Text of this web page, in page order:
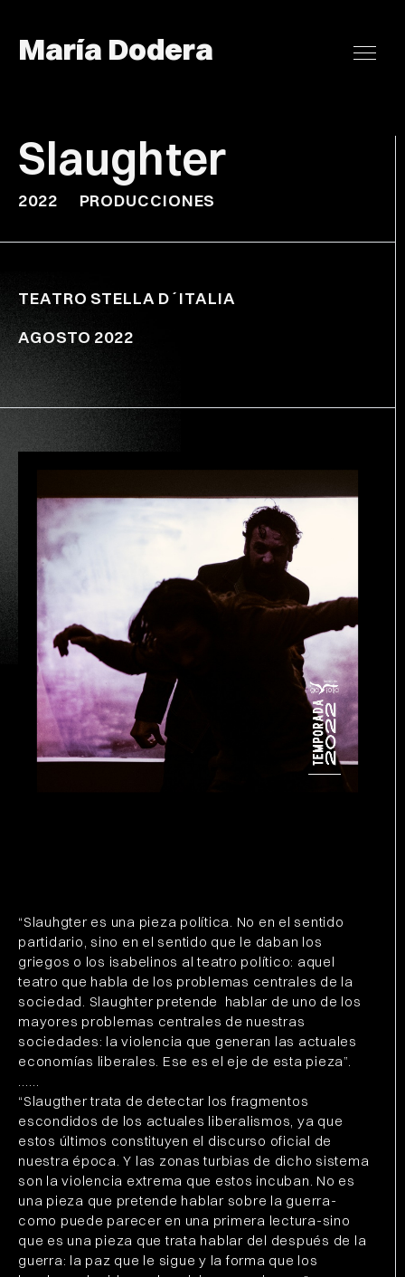
María Dodera
Slaughter
2022 PRODUCCIONES
TEATRO STELLA D´ITALIA
AGOSTO 2022
“Slauhgter es una pieza política. No en el sentido
partidario, sino en el sentido que le daban los
griegos o los isabelinos al teatro político: aquel
teatro que habla de los problemas centrales de la
sociedad. Slaughter pretende hablar de uno de los
mayores problemas centrales de nuestras
sociedades: la violencia que generan las actuales
economías liberales. Ese es el eje de esta pieza”.
……
“Slaugther trata de detectar los fragmentos
escondidos de los actuales liberalismos, ya que
estos últimos constituyen el discurso oficial de
nuestra época. Y las zonas turbias de dicho sistema
son la violencia extrema que estos incuban. No es
una pieza que pretende hablar sobre la guerra-
como puede parecer en una primera lectura-sino
que es una pieza que trata hablar del después de la
guerra: la paz que le sigue y la forma que los